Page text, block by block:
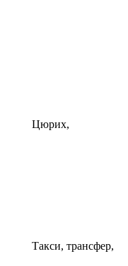
Цюрих,
Такси, трансфер,